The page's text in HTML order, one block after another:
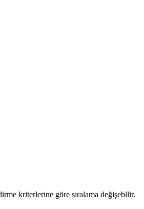
kriterlerine göre sıralama değişebilir.